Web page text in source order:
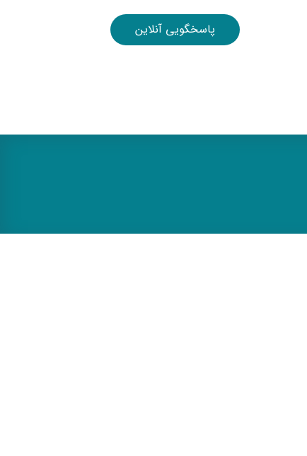
پاسخگویی آنلاین